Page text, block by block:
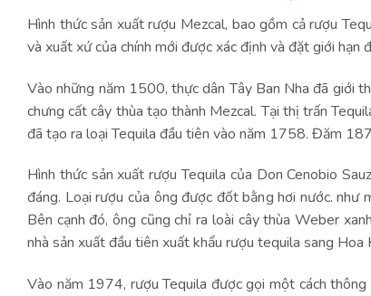
Hình thức sản xuất rượu Mezcal, bao gồm cả rượu
và xuất xứ của chính mới được xác định và đặt giới hạn
Vào những năm 1500, thực dân Tây Ban Nha đã giới
chưng cất cây thùa tạo thành Mezcal. Tại thị trấn
đã tạo ra loại Tequila đầu tiên vào năm 1758. Đăm
Hình thức sản xuất rượu Tequila của Don Cenobio
đáng. Loại rượu của ông được đốt bằng hơi nước. như
Bên cạnh đó, ông cũng chỉ ra loài cây thùa Weber
nhà sản xuất đầu tiên xuất khẩu rượu tequila sang Hoa
Vào năm 1974, rượu Tequila được gọi một cách